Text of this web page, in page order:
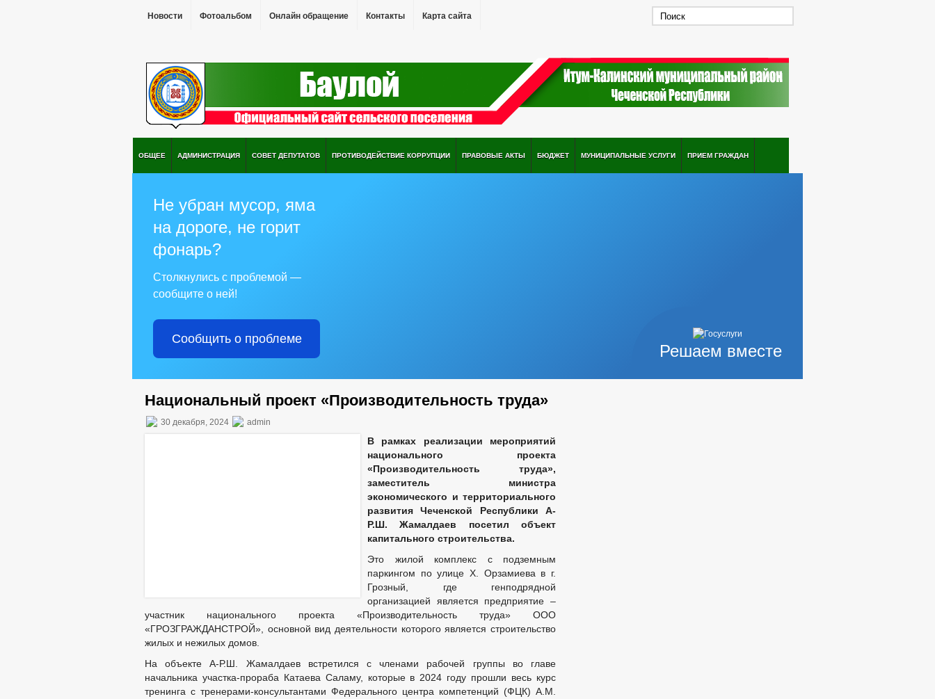
Новости Фотоальбом Онлайн обращение Контакты Карта сайта
ОБЩЕЕ АДМИНИСТРАЦИЯ СОВЕТ ДЕПУТАТОВ ПРОТИВОДЕЙСТВИЕ КОРРУПЦИИ ПРАВОВЫЕ АКТЫ БЮДЖЕТ МУНИЦИПАЛЬНЫЕ УСЛУГИ ПРИЕМ ГРАЖДАН
Решаем вместе
Не убран мусор, яма
на дороге, не горит
фонарь?
Столкнулись с проблемой —
сообщите о ней!
Сообщить о проблеме
Национальный проект «Производительность труда»
30 декабря, 2024 admin
В рамках реализации мероприятий
национального проекта
«Производительность труда»,
заместитель министра
экономического и территориального
развития Чеченской Республики А-
Р.Ш. Жамалдаев посетил объект
капитального строительства.
Это жилой комплекс с подземным
паркингом по улице Х. Орзамиева в г.
Грозный, где генподрядной
организацией является предприятие –
участник национального проекта «Производительность труда» ООО
«ГРОЗГРАЖДАНСТРОЙ», основной вид деятельности которого является строительство
жилых и нежилых домов.
На объекте А-Р.Ш. Жамалдаев встретился с членами рабочей группы во главе
начальника участка-прораба Катаева Саламу, которые в 2024 году прошли весь курс
тренинга с тренерами-консультантами Федерального центра компетенций (ФЦК) А.М.